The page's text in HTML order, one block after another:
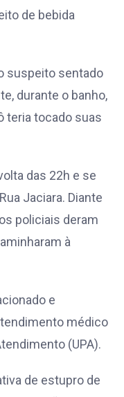
de bebida
suspeito sentado
durante o banho,
teria tocado suas
das 22h e se
Jaciara. Diante
policiais deram
à
e
médico
(UPA).
de estupro de